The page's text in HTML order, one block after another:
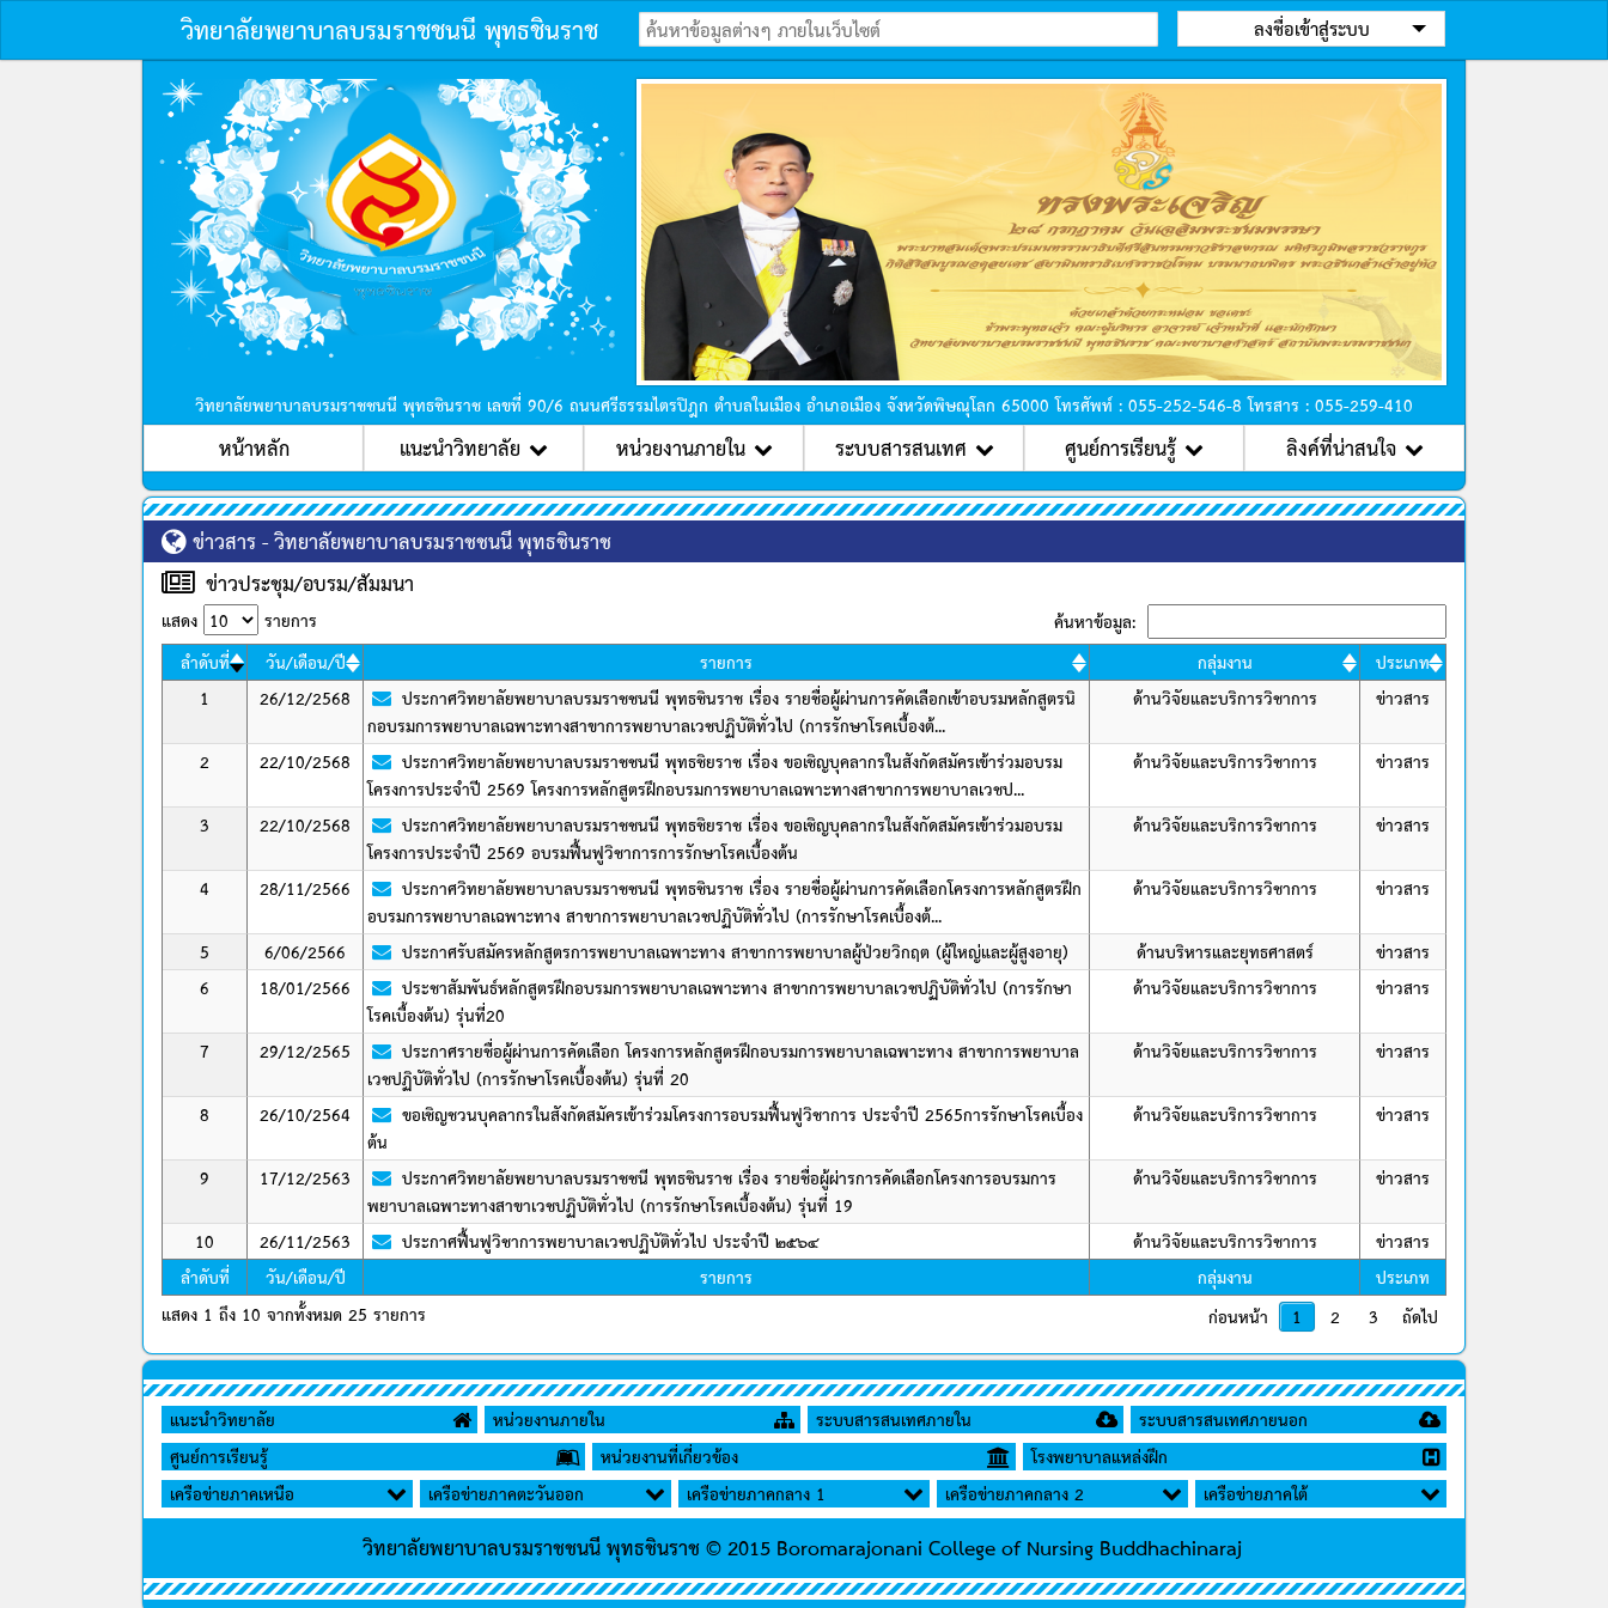
วิทยาลัยพยาบาลบรมราชชนนี พุทธชินราช ลงชื่อเข้าสู่ระบบ
ก่อนหน้า
วิทยาลัยพยาบาลบรมราชชนนี พุทธชินราช เลขที่ 90/6 ถนนศรีธรรมไตรปิฎก ตำบลในเมือง อำเภอเมือง จังหวัดพิษณุโลก 65000 โทรศัพท์ : 055-252-546-8 โทรสาร : 055-259-410
หน้าหลัก แนะนำวิทยาลัย หน่วยงานภายใน ระบบสารสนเทศ ศูนย์การเรียนรู้ ลิงค์ที่น่าสนใจ
ข่าวสาร - วิทยาลัยพยาบาลบรมราชชนนี พุทธชินราช
ข่าวประชุม/อบรม/สัมมนา
แสดง รายการ
ค้นหาข้อมูล:
ลำดับที่
วัน/เดือน/ปี รายการ กลุ่มงาน ประเภท
ลำดับที่ วัน/เดือน/ปี รายการ กลุ่มงาน ประเภท
1 26/12/2568
ประกาศวิทยาลัยพยาบาลบรมราชชนนี พุทธชินราช เรื่อง รายชื่อผู้ผ่านการคัดเลือกเข้าอบรมหลักสูตรนิ
กอบรมการพยาบาลเฉพาะทางสาขาการพยาบาลเวชปฏิบัติทั่วไป (การรักษาโรคเบื้องต้...
ด้านวิจัยและบริการวิชาการ ข่าวสาร
2 22/10/2568
ประกาศวิทยาลัยพยาบาลบรมราชชนนี พุทธชิยราช เรื่อง ขอเชิญบุคลากรในสังกัดสมัครเข้าร่วมอบรม
โครงการประจำปี 2569 โครงการหลักสูตรฝึกอบรมการพยาบาลเฉพาะทางสาขาการพยาบาลเวชป...
ด้านวิจัยและบริการวิชาการ ข่าวสาร
3 22/10/2568
ประกาศวิทยาลัยพยาบาลบรมราชชนนี พุทธชิยราช เรื่อง ขอเชิญบุคลากรในสังกัดสมัครเข้าร่วมอบรม
โครงการประจำปี 2569 อบรมฟื้นฟูวิชาการการรักษาโรคเบื้องต้น
ด้านวิจัยและบริการวิชาการ ข่าวสาร
4 28/11/2566
ประกาศวิทยาลัยพยาบาลบรมราชชนนี พุทธชินราช เรื่อง รายชื่อผู้ผ่านการคัดเลือกโครงการหลักสูตรฝึก
อบรมการพยาบาลเฉพาะทาง สาขาการพยาบาลเวชปฏิบัติทั่วไป (การรักษาโรคเบื้องต้...
ด้านวิจัยและบริการวิชาการ ข่าวสาร
5 6/06/2566 ประกาศรับสมัครหลักสูตรการพยาบาลเฉพาะทาง สาขาการพยาบาลผู้ป่วยวิกฤต (ผู้ใหญ่และผู้สูงอายุ) ด้านบริหารและยุทธศาสตร์
ข่าวสาร
6
18/01/2566
ประชาสัมพันธ์หลักสูตร​ฝึกอบรมการพยาบาลเฉพาะทาง​ สาขาการพยาบาลเวชปฏิบัติทั่วไป​ (การรักษา
โรคเบื้องต้น)​ รุ่นที่20
ด้านวิจัยและบริการวิชาการ ข่าวสาร
7 29/12/2565
ประกาศรายชื่อผู้ผ่านการคัดเลือก โครงการหลักสูตรฝึกอบรมการพยาบาลเฉพาะทาง สาขาการพยาบาล
เวชปฏิบัติทั่วไป (การรักษาโรคเบื้องต้น) รุ่นที่ 20
ด้านวิจัยและบริการวิชาการ ข่าวสาร
8 26/10/2564
ขอเชิญชวนบุคลากรในสังกัดสมัครเข้าร่วมโครงการอบรมฟื้นฟูวิชาการ ประจำปี 2565การรักษาโรคเบื้อง
ต้น
ด้านวิจัยและบริการวิชาการ ข่าวสาร
9 17/12/2563
ประกาศวิทยาลัยพยาบาลบรมราชชนี พุทธชินราช เรื่อง รายชื่อผู้ผ่ารการคัดเลือกโครงการอบรมการ
พยาบาลเฉพาะทางสาขาเวชปฏิบัติทั่วไป (การรักษาโรคเบื้องต้น) รุ่นที่ 19
ด้านวิจัยและบริการวิชาการ ข่าวสาร
10 26/11/2563 ประกาศฟื้นฟูวิชาการพยาบาลเวชปฏิบัติทั่วไป ประจำปี ๒๕๖๔ ด้านวิจัยและบริการวิชาการ ข่าวสาร
แสดง 1 ถึง 10 จากทั้งหมด 25 รายการ ก่อนหน้า 1 2 3 ถัดไป
แนะนำวิทยาลัย หน่วยงานภายใน ระบบสารสนเทศภายใน
ระบบสารสนเทศภายนอก
ศูนย์การเรียนรู้
หน่วยงานที่เกี่ยวข้อง
โรงพยาบาลแหล่งฝึก
เครือข่ายภาคเหนือ
เครือข่ายภาคตะวันออก เครือข่ายภาคกลาง 1 เครือข่ายภาคกลาง 2 เครือข่ายภาคใต้
วิทยาลัยพยาบาลบรมราชชนนี พุทธชินราช© 2015 Boromarajonani College of Nursing Buddhachinaraj